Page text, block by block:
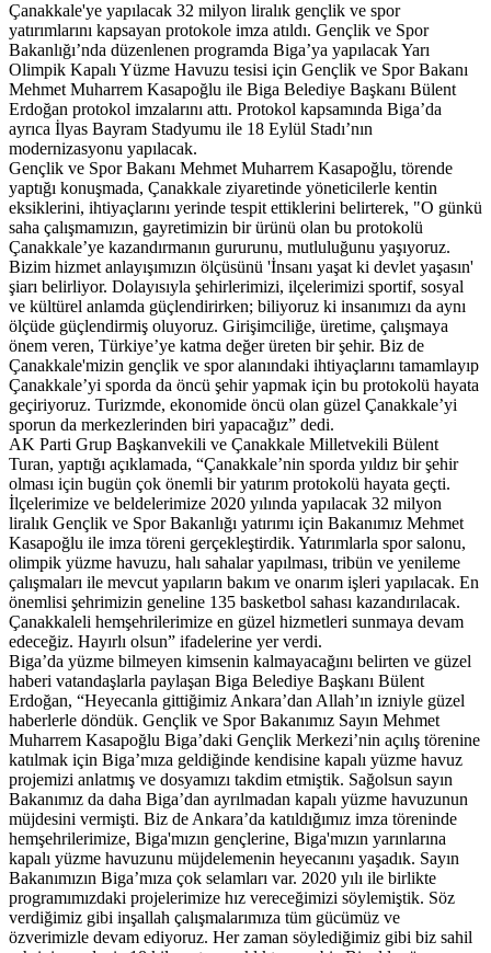
Çanakkale'ye yapılacak 32 milyon liralık gençlik ve spor
yatırımlarını kapsayan protokole imza atıldı. Gençlik ve Spor
Bakanlığı’nda düzenlenen programda Biga’ya yapılacak Yarı
Olimpik Kapalı Yüzme Havuzu tesisi için Gençlik ve Spor Bakanı
Mehmet Muharrem Kasapoğlu ile Biga Belediye Başkanı Bülent
Erdoğan protokol imzalarını attı. Protokol kapsamında Biga’da
ayrıca İlyas Bayram Stadyumu ile 18 Eylül Stadı’nın
modernizasyonu yapılacak.
Gençlik ve Spor Bakanı Mehmet Muharrem Kasapoğlu, törende
yaptığı konuşmada, Çanakkale ziyaretinde yöneticilerle kentin
eksiklerini, ihtiyaçlarını yerinde tespit ettiklerini belirterek, "O günkü
saha çalışmamızın, gayretimizin bir ürünü olan bu protokolü
Çanakkale’ye kazandırmanın gururunu, mutluluğunu yaşıyoruz.
Bizim hizmet anlayışımızın ölçüsünü 'İnsanı yaşat ki devlet yaşasın'
şiarı belirliyor. Dolayısıyla şehirlerimizi, ilçelerimizi sportif, sosyal
ve kültürel anlamda güçlendirirken; biliyoruz ki insanımızı da aynı
ölçüde güçlendirmiş oluyoruz. Girişimciliğe, üretime, çalışmaya
önem veren, Türkiye’ye katma değer üreten bir şehir. Biz de
Çanakkale'mizin gençlik ve spor alanındaki ihtiyaçlarını tamamlayıp
Çanakkale’yi sporda da öncü şehir yapmak için bu protokolü hayata
geçiriyoruz. Turizmde, ekonomide öncü olan güzel Çanakkale’yi
sporun da merkezlerinden biri yapacağız” dedi.
AK Parti Grup Başkanvekili ve Çanakkale Milletvekili Bülent
Turan, yaptığı açıklamada, “Çanakkale’nin sporda yıldız bir şehir
olması için bugün çok önemli bir yatırım protokolü hayata geçti.
İlçelerimize ve beldelerimize 2020 yılında yapılacak 32 milyon
liralık Gençlik ve Spor Bakanlığı yatırımı için Bakanımız Mehmet
Kasapoğlu ile imza töreni gerçekleştirdik. Yatırımlarla spor salonu,
olimpik yüzme havuzu, halı sahalar yapılması, tribün ve yenileme
çalışmaları ile mevcut yapıların bakım ve onarım işleri yapılacak. En
önemlisi şehrimizin geneline 135 basketbol sahası kazandırılacak.
Çanakkaleli hemşehrilerimize en güzel hizmetleri sunmaya devam
edeceğiz. Hayırlı olsun” ifadelerine yer verdi.
Biga’da yüzme bilmeyen kimsenin kalmayacağını belirten ve güzel
haberi vatandaşlarla paylaşan Biga Belediye Başkanı Bülent
Erdoğan, “Heyecanla gittiğimiz Ankara’dan Allah’ın izniyle güzel
haberlerle döndük. Gençlik ve Spor Bakanımız Sayın Mehmet
Muharrem Kasapoğlu Biga’daki Gençlik Merkezi’nin açılış törenine
katılmak için Biga’mıza geldiğinde kendisine kapalı yüzme havuz
projemizi anlatmış ve dosyamızı takdim etmiştik. Sağolsun sayın
Bakanımız da daha Biga’dan ayrılmadan kapalı yüzme havuzunun
müjdesini vermişti. Biz de Ankara’da katıldığımız imza töreninde
hemşehrilerimize, Biga'mızın gençlerine, Biga'mızın yarınlarına
kapalı yüzme havuzunu müjdelemenin heyecanını yaşadık. Sayın
Bakanımızın Biga’mıza çok selamları var. 2020 yılı ile birlikte
programımızdaki projelerimize hız vereceğimizi söylemiştik. Söz
verdiğimiz gibi inşallah çalışmalarımıza tüm gücümüz ve
özverimizle devam ediyoruz. Her zaman söylediğimiz gibi biz sahil